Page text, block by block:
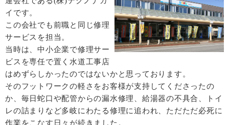
イです。
この会社でも前職と同じ修理
サービスを担当。
当時は、中小企業で修理サー
ビスを専任で置く水道工事店
はめずらしかったのではないかと思っております。
そのフットワークの軽さをお客様が支持してくださったの
か、毎日蛇口や配管からの漏水修理、給湯器の不具合、トイ
レの詰まりなど多岐にわたる修理に追われ、ただただ必死に
作業をこなす日々が続きました。